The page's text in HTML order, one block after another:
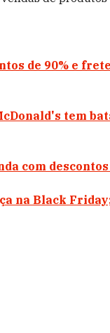
de 90% e
tem
com descontos
na Black